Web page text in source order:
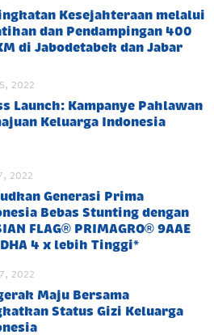
Kesejahteraan melalui
dan Pendampingan 400
di Jabodetabek dan Jabar
2022
Launch: Kampanye Pahlawan
Keluarga Indonesia
2022
Generasi Prima
Bebas Stunting dengan
FLAG® PRIMAGRO® 9AAE
4 x lebih Tinggi*
2022
Maju Bersama
Status Gizi Keluarga